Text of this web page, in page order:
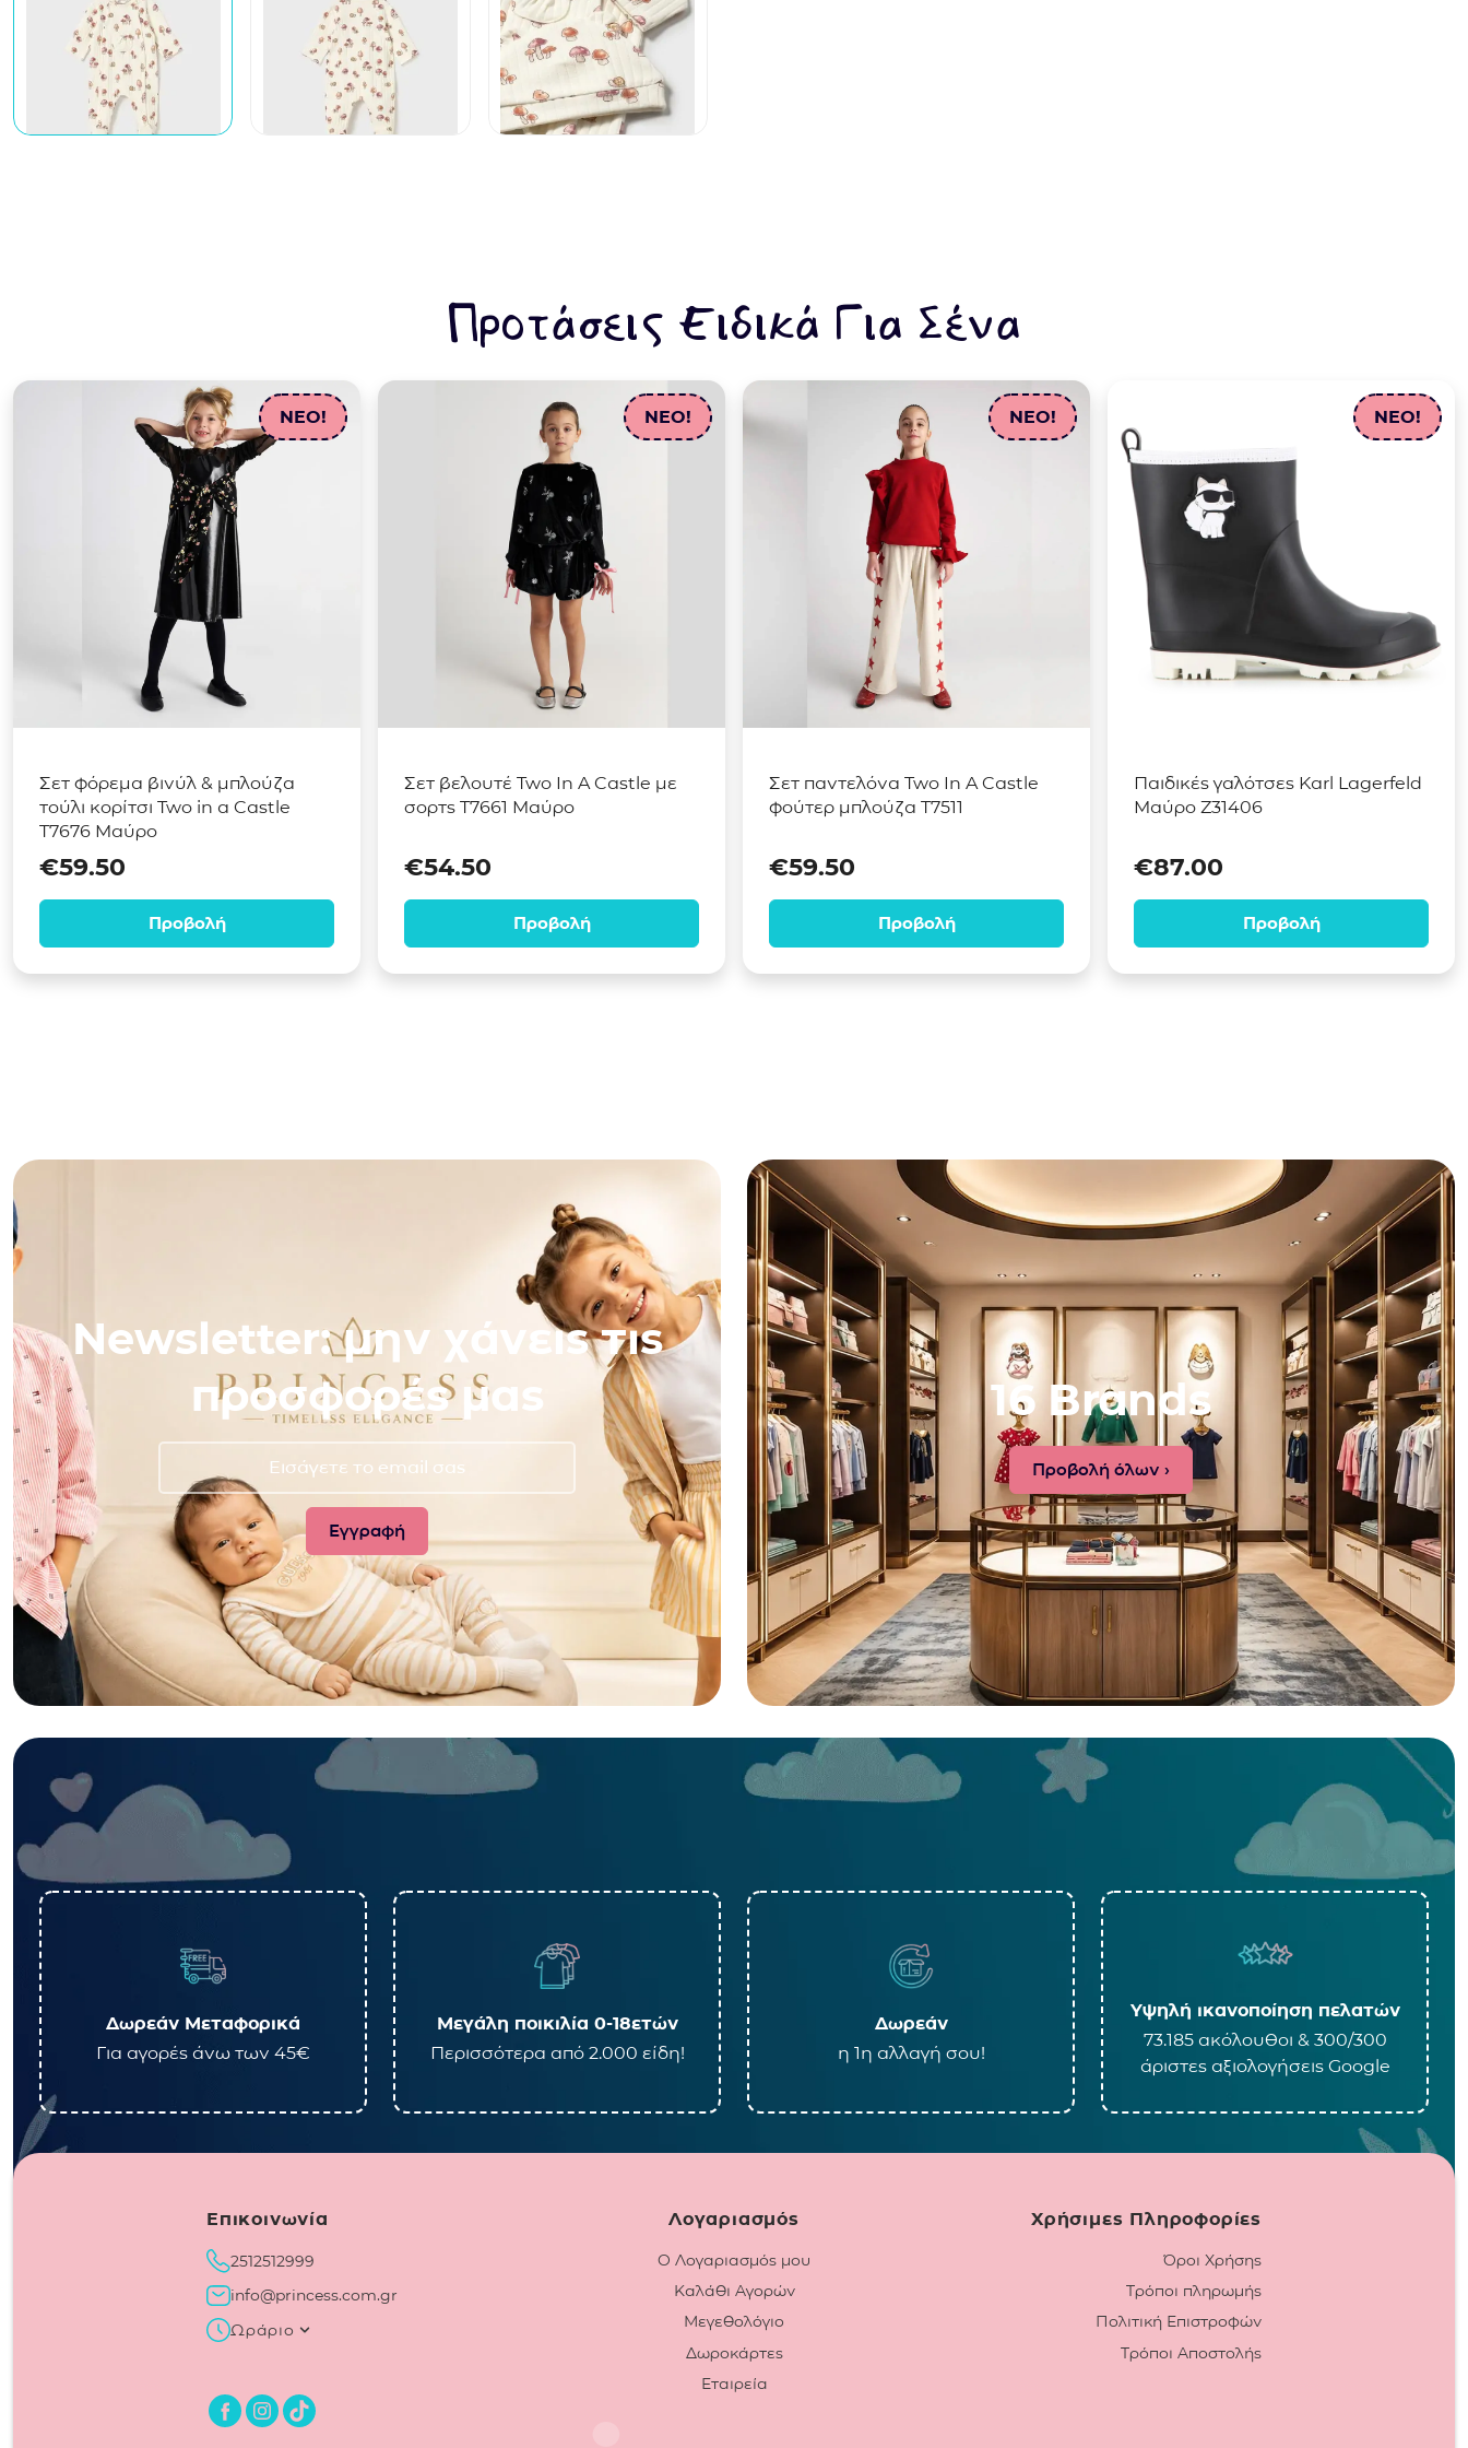
Προτάσεις Ειδικά Για Σένα
NEO!
Σετ φόρεμα βινύλ & μπλούζα
τούλι κορίτσι Two in a Castle
T7676 Μαύρο
€59.50
Προβολή
NEO!
Σετ βελουτέ Two In A Castle με
σορτς T7661 Μαύρο
€54.50
Προβολή
NEO!
Σετ παντελόνα Two In A Castle
φούτερ μπλούζα T7511
€59.50
Προβολή
NEO!
Παιδικές γαλότσες Karl Lagerfeld
Μαύρο Z31406
€87.00
Προβολή
Newsletter: μην χάνεις τις
προσφορές μας
16 Brands
Προβολή όλων ›
Δωρεάν Μεταφορικά
Για αγορές άνω των 45€
Μεγάλη ποικιλία 0-18ετών
Περισσότερα από 2.000 είδη!
Δωρεάν
η 1η αλλαγή σου!
Υψηλή ικανοποίηση πελατών
73.185 ακόλουθοι & 300/300
άριστες αξιολογήσεις Google
Επικοινωνία
2512512999
info@princess.com.gr
Ωράριο
Λογαριασμός
Ο Λογαριασμός μου
Καλάθι Αγορών
Μεγεθολόγιο
Δωροκάρτες
Εταιρεία
Χρήσιμες Πληροφορίες
Όροι Χρήσης
Τρόποι πληρωμής
Πολιτική Επιστροφών
Τρόποι Αποστολής